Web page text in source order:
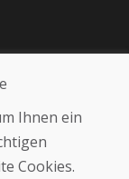
Ihnen ein
Cookies.